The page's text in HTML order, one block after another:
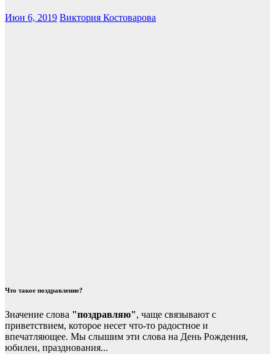
Июн 6, 2019 Виктория Костоварова
Что такое поздравление?
Значение слова "поздравляю", чаще связывают с
приветствием, которое несет что-то радостное и
впечатляющее. Мы слышим эти слова на День Рождения,
юбилеи, празднования...